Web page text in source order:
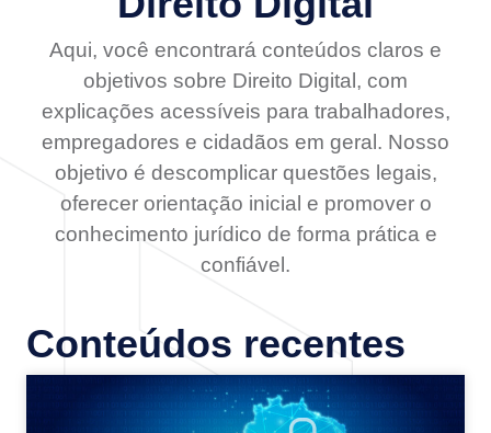
Aqui, você encontrará conteúdos claros e
objetivos sobre Direito Digital, com
explicações acessíveis para trabalhadores,
empregadores e cidadãos em geral. Nosso
objetivo é descomplicar questões legais,
oferecer orientação inicial e promover o
conhecimento jurídico de forma prática e
confiável.
Conteúdos recentes